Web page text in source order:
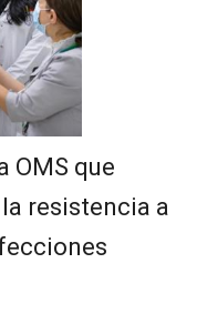
OMS que
resistencia a